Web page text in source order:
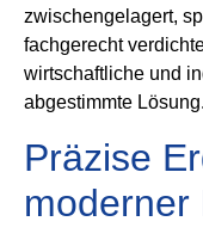
zwischengelagert,
fachgerecht
wirtschaftliche und
abgestimmte Lösung.
Präzise
moderner